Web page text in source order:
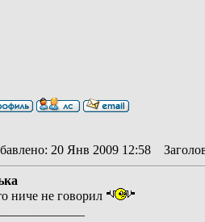
20 Янв 2009 12:58
ниче не говорил